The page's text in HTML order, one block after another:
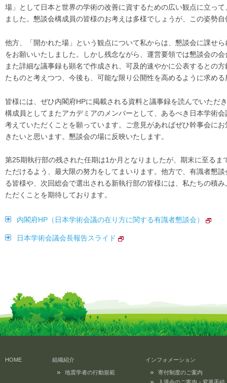
場」として日本と世界の学術の改善に資するための広い観点に立っ
ました。懇談会構成員の皆様のお考えは多様でしょうが、この姿勢
他方、「開かれた場」という観点について私からは、懇談会に課せ
をお願いいたしました。しかし残念ながら、運営要領では懇談会の
また詳細な議事録も顕名で作成され、可及的速やかに公表するとの
たものと考えつつ、今後も、可能な限り公開性を高めるように求め
皆様には、ぜひ内閣府HPに掲載される資料と議事録を読んでいた
構成員としてまたアカデミアのメンバーとして、あるべき日本学術
考えていただくことを願っています。ご意見があればぜひ幹事会に
きたいと思います。懇談会の場に反映いたします。
第25期執行部の残された任期は1か月となりましたが、期末に至る
ただけるよう、最大限の努力をしてまいります。他方で、有識者懇
る皆様や、次回総会で選出される新執行部の皆様には、私たちの積
ただくことを期待しております。
内閣府HP（日本学術会議の在り方に関する有識者懇談会）
日本学術会議会長報告スライド
HOME 組織紹介
地震学者の行動規範
インフォメーション
寄付制度のご案内
入退会のご案内・変更手続